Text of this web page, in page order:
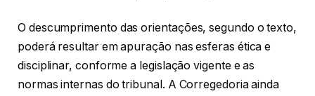
O descumprimento das orientações, segundo o texto,
poderá resultar em apuração nas esferas ética e
disciplinar, conforme a legislação vigente e as
normas internas do tribunal. A Corregedoria ainda